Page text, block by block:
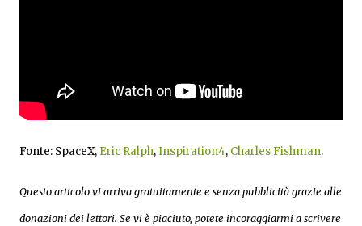
Fonte: SpaceX, Eric Ralph,Inspiration4, Charles Fishman.
Questo articolo vi arriva gratuitamente e senza pubblicità grazie alle
donazioni dei lettori. Se vi è piaciuto, potete incoraggiarmi a scrivere